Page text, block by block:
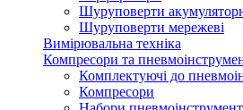
Шуруповерти
Шуруповерти мережеві
Вимірювальна техніка
Компресори та
Комплектуючі до
Компресори